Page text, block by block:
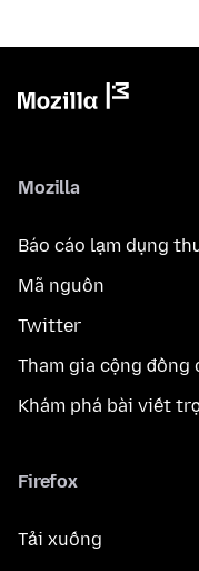
Mozilla
Báo cáo lạm dụng
Mã nguồn
Twitter
Tham gia cộng đồng
Khám phá bài viết
Firefox
Tải xuống